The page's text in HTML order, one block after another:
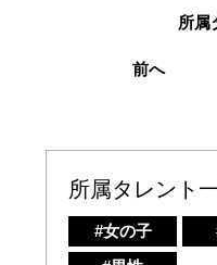
前へ
所属
所属タレント
#女の子